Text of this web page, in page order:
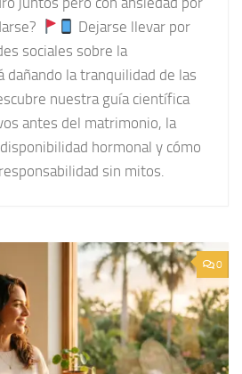
Dejarse llevar por
sociales sobre la
dañando la tranquilidad de las
nuestra guía científica
antes del matrimonio, la
hormonal y cómo
sin mitos.
0